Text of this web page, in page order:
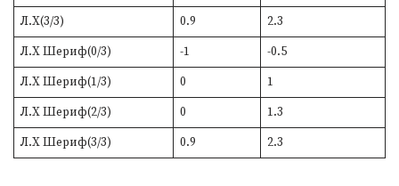
Л.Х(3/3)
0.9
2.3
Л.Х Шериф(0/3)
-1
-0.5
Л.Х Шериф(1/3)
0
1
Л.Х Шериф(2/3)
0
1.3
Л.Х Шериф(3/3)
0.9 2.3